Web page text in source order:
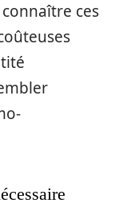
ces